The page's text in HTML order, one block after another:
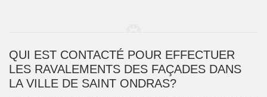
QUI EST CONTACTÉ POUR EFFECTUER
LES RAVALEMENTS DES FAÇADES DANS
LA VILLE DE SAINT ONDRAS?